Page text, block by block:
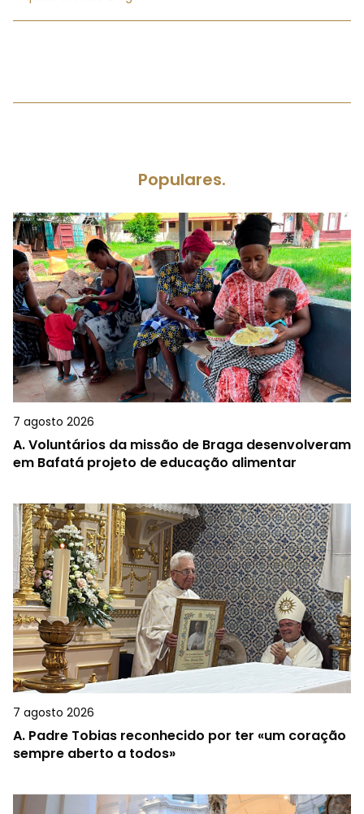
Populares.
7 agosto 2026
A.Voluntários da missão de Braga desenvolveram
em Bafatá projeto de educação alimentar
7 agosto 2026
A. Padre Tobias reconhecido por ter «um coração
sempre aberto a todos»